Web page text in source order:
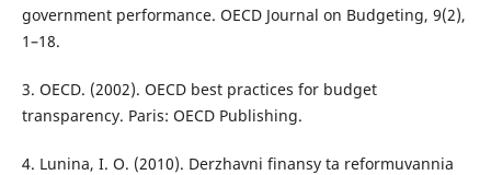
government performance. OECD Journal on Budgeting, 9(2),
1–18.
3. OECD. (2002). OECD best practices for budget
transparency. Paris: OECD Publishing.
4. Lunina, I. O. (2010). Derzhavni finansy ta reformuvannia